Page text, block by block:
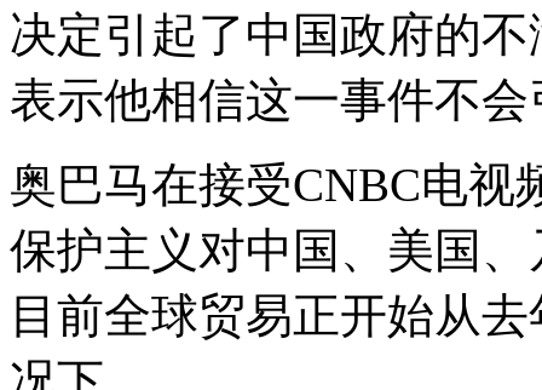
决定引起了中国政府的
表示他相信这一事件不
奥巴马在接受CNBC电视
保护主义对中国、美国
目前全球贸易正开始从